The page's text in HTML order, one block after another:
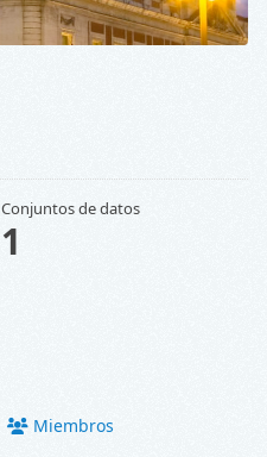
Miembros
Conjuntos de datos
1